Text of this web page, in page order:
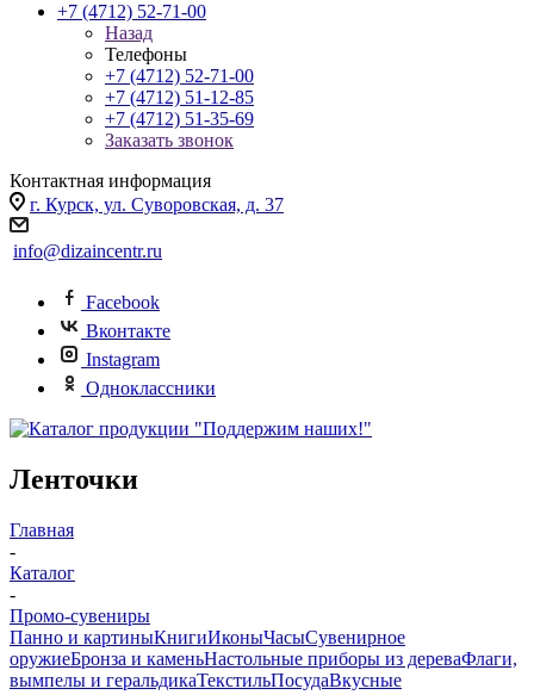
+7 (4712) 52-71-00
Назад
Телефоны
+7 (4712) 52-71-00
+7 (4712) 51-12-85
+7 (4712) 51-35-69
Заказать звонок
Контактная информация
г. Курск, ул. Суворовская, д. 37
info@dizaincentr.ru
Facebook
Вконтакте
Instagram
Одноклассники
Ленточки
Главная
-
Каталог
-
Промо-сувениры
Панно и картиныКнигиИконыЧасыСувенирное
оружиеБронза и каменьНастольные приборы из дереваФлаги,
вымпелы и геральдикаТекстильПосудаВкусные